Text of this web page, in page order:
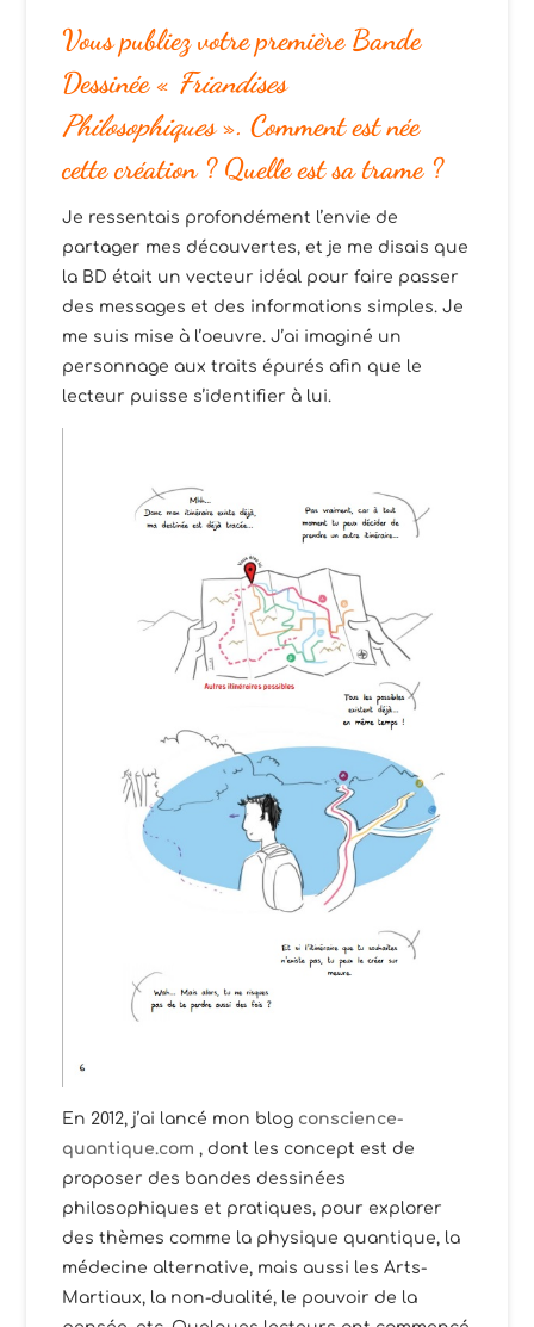
Vous publiez votre première Bande
Dessinée « Friandises
Philosophiques». Comment est née
cette création ? Quelle est sa trame ?
Je ressentais profondément l’envie de
partager mes découvertes, et je me disais que
la BD était un vecteur idéal pour faire passer
des messages et des informations simples. Je
me suis mise à l’oeuvre. J’ai imaginé un
personnage aux traits épurés afin que le
lecteur puisse s’identifier à lui.
En 2012, j’ai lancé mon blog conscience-
quantique.com, dont les concept est de
proposer des bandes dessinées
philosophiques et pratiques, pour explorer
des thèmes comme la physique quantique, la
médecine alternative, mais aussi les Arts-
Martiaux, la non-dualité, le pouvoir de la